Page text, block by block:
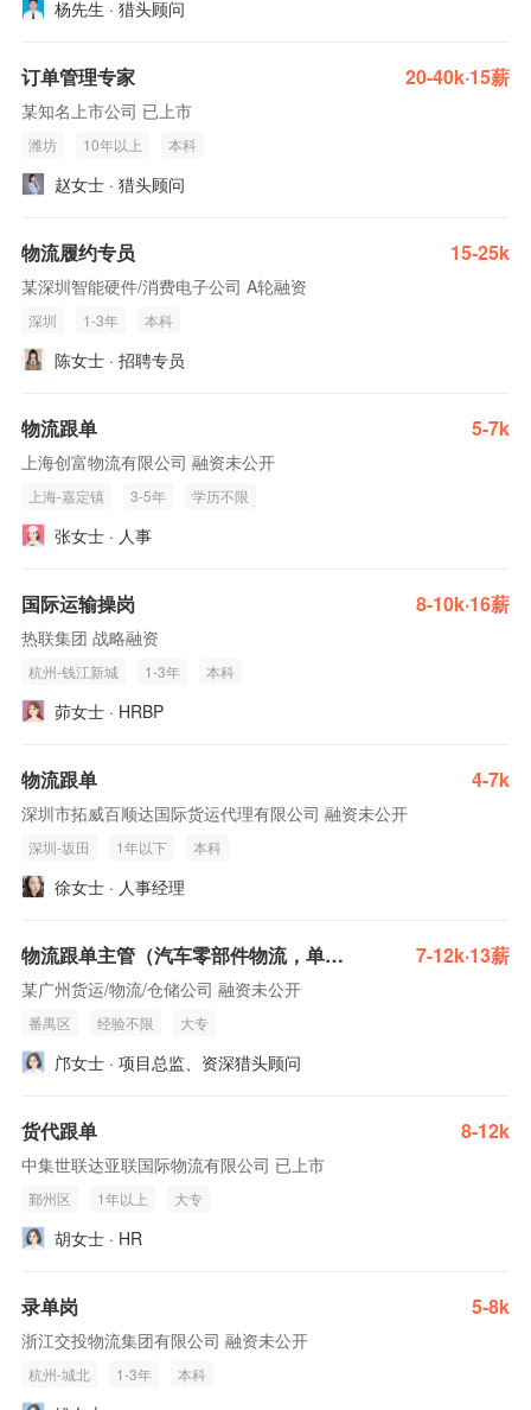
杨先生 · 猎头顾问
订单管理专家 20-40k·15薪
某知名上市公司 已上市
潍坊 10年以上 本科
赵女士 · 猎头顾问
物流履约专员 15-25k
某深圳智能硬件/消费电子公司 A轮融资
深圳 1-3年 本科
陈女士 · 招聘专员
物流跟单 5-7k
上海创富物流有限公司 融资未公开
上海-嘉定镇 3-5年 学历不限
张女士 · 人事
国际运输操岗 8-10k·16薪
热联集团 战略融资
杭州-钱江新城 1-3年 本科
茆女士 · HRBP
物流跟单 4-7k
深圳市拓威百顺达国际货运代理有限公司 融资未公开
深圳-坂田 1年以下 本科
徐女士 · 人事经理
物流跟单主管（汽车零部件物流，单休，番禺） 7-12k·13薪
某广州货运/物流/仓储公司 融资未公开
番禺区 经验不限 大专
邝女士 · 项目总监、资深猎头顾问
货代跟单 8-12k
中集世联达亚联国际物流有限公司 已上市
鄞州区 1年以上 大专
胡女士 · HR
录单岗 5-8k
浙江交投物流集团有限公司 融资未公开
杭州-城北 1-3年 本科